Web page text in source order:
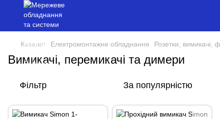
Каталог Електромонтажне обладнання Розетки, вимикачі,
Вимикачі, перемикачі та димери
Фільтр За популярністю